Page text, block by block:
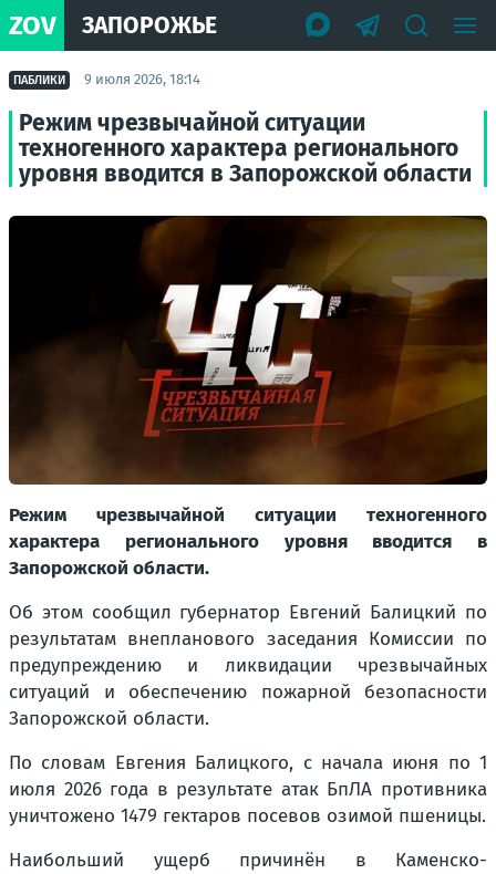
ZOV ЗАПОРОЖЬЕ
ПАБЛИКИ 9 июля 2026, 18:14
Режим чрезвычайной ситуации
техногенного характера регионального
уровня вводится в Запорожской области
Режим чрезвычайной ситуации техногенного
характера регионального уровня вводится в
Запорожской области.
Об этом сообщил губернатор Евгений Балицкий по
результатам внепланового заседания Комиссии по
предупреждению и ликвидации чрезвычайных
ситуаций и обеспечению пожарной безопасности
Запорожской области.
По словам Евгения Балицкого, с начала июня по 1
июля 2026 года в результате атак БпЛА противника
уничтожено 1479 гектаров посевов озимой пшеницы.
Наибольший ущерб причинён в Каменско-